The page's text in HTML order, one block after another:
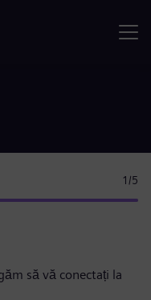
1 /5
să vă conectați la